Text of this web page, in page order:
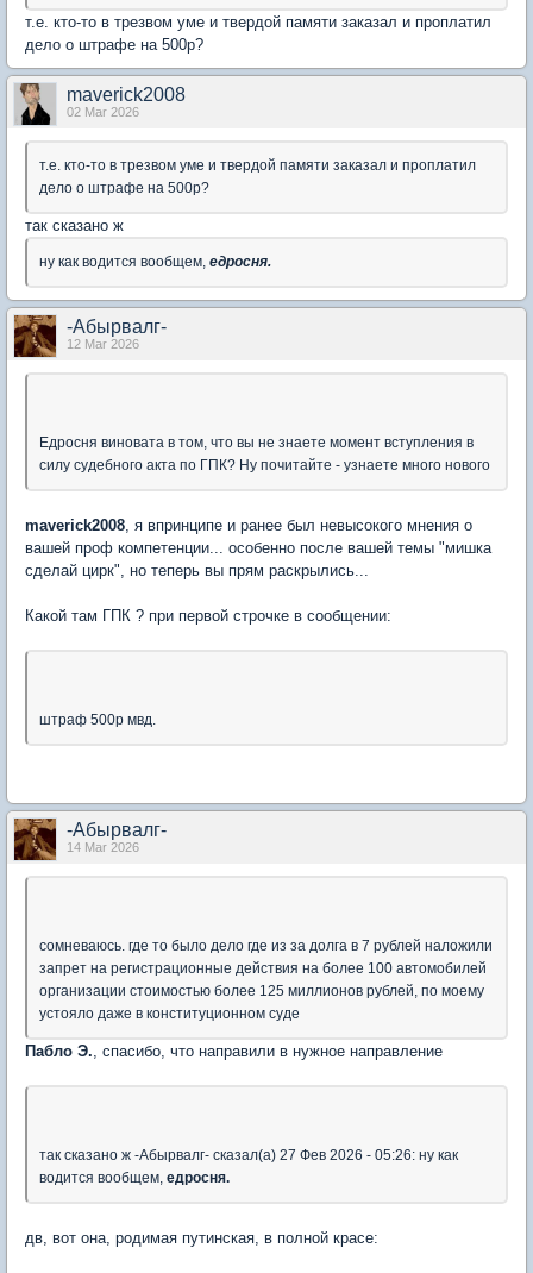
т.е. кто-то в трезвом уме и твердой памяти заказал и проплатил
дело о штрафе на 500р?
maverick2008
02 Mar 2026
т.е. кто-то в трезвом уме и твердой памяти заказал и проплатил
дело о штрафе на 500р?
так сказано ж
ну как водится вообщем, едросня.
-Абырвалг-
12 Mar 2026
Едросня виновата в том, что вы не знаете момент вступления в
силу судебного акта по ГПК? Ну почитайте - узнаете много нового
maverick2008, я впринципе и ранее был невысокого мнения о
вашей проф компетенции... особенно после вашей темы "мишка
сделай цирк", но теперь вы прям раскрылись...
Какой там ГПК ? при первой строчке в сообщении:
штраф 500р мвд.
-Абырвалг-
14 Mar 2026
сомневаюсь. где то было дело где из за долга в 7 рублей наложили
запрет на регистрационные действия на более 100 автомобилей
организации стоимостью более 125 миллионов рублей, по моему
устояло даже в конституционном суде
Пабло Э., спасибо, что направили в нужное направление
так сказано ж -Абырвалг- сказал(а) 27 Фев 2026 - 05:26: ну как
водится вообщем, едросня.
дв, вот она, родимая путинская, в полной красе: